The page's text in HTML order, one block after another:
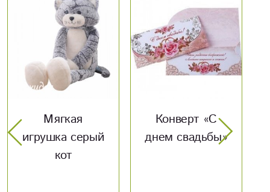
Конверт «С
днем свадьбы»
Оскорбительные
шары